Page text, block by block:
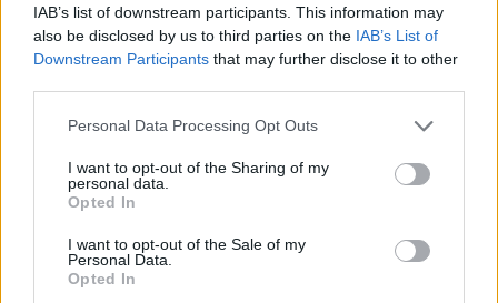
IAB’s list of downstream participants. This information may
also be disclosed by us to third parties on the IAB’s List of
Downstream Participants that may further disclose it to other
Personal Data Processing Opt Outs
I want to opt-out of the Sharing of my
personal data.
Opted In
I want to opt-out of the Sale of my
Personal Data.
Opted In
Zygmunta Krasińskiego. W swojej
odpowiedzi uwzględnij również
wybrany kontekst.
Tagi
Nie-boska komedia - opracowanie
Jak interpretujesz ostatnią scenę Nie-Boskiej
komedii, w której umierającemu Pankracemu